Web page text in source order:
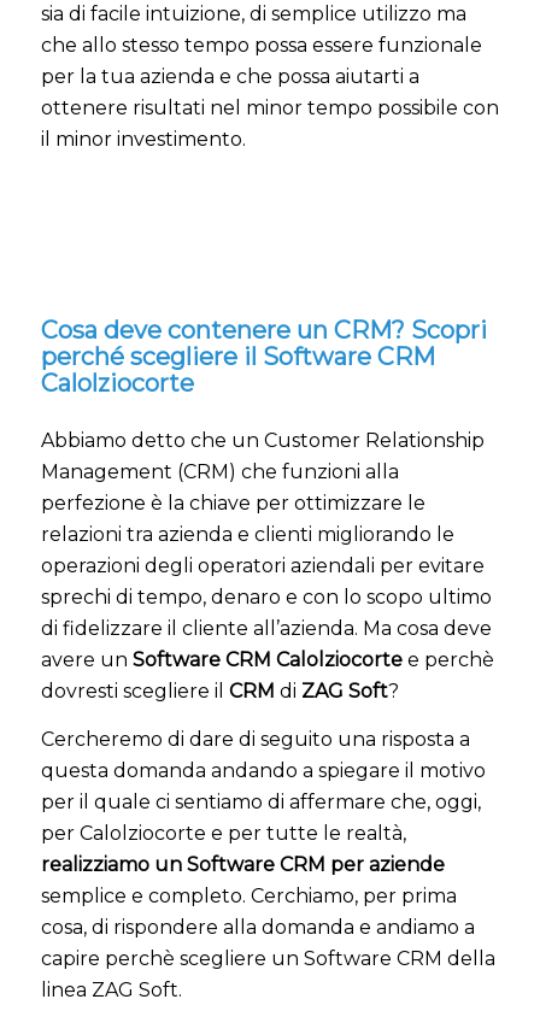
sia di facile intuizione, di semplice utilizzo ma
che allo stesso tempo possa essere funzionale
per la tua azienda e che possa aiutarti a
ottenere risultati nel minor tempo possibile con
il minor investimento.
Cosa deve contenere un CRM? Scopri
perché scegliere il Software CRM
Calolziocorte
Abbiamo detto che un Customer Relationship
Management (CRM) che funzioni alla
perfezione è la chiave per ottimizzare le
relazioni tra azienda e clienti migliorando le
operazioni degli operatori aziendali per evitare
sprechi di tempo, denaro e con lo scopo ultimo
di fidelizzare il cliente all’azienda. Ma cosa deve
avere un Software CRM Calolziocortee perchè
dovresti scegliere il CRM di ZAG Soft?
Cercheremo di dare di seguito una risposta a
questa domanda andando a spiegare il motivo
per il quale ci sentiamo di affermare che, oggi,
per Calolziocorte e per tutte le realtà,
realizziamo un Software CRM per aziende
semplice e completo. Cerchiamo, per prima
cosa, di rispondere alla domanda e andiamo a
capire perchè scegliere un Software CRM della
linea ZAG Soft.